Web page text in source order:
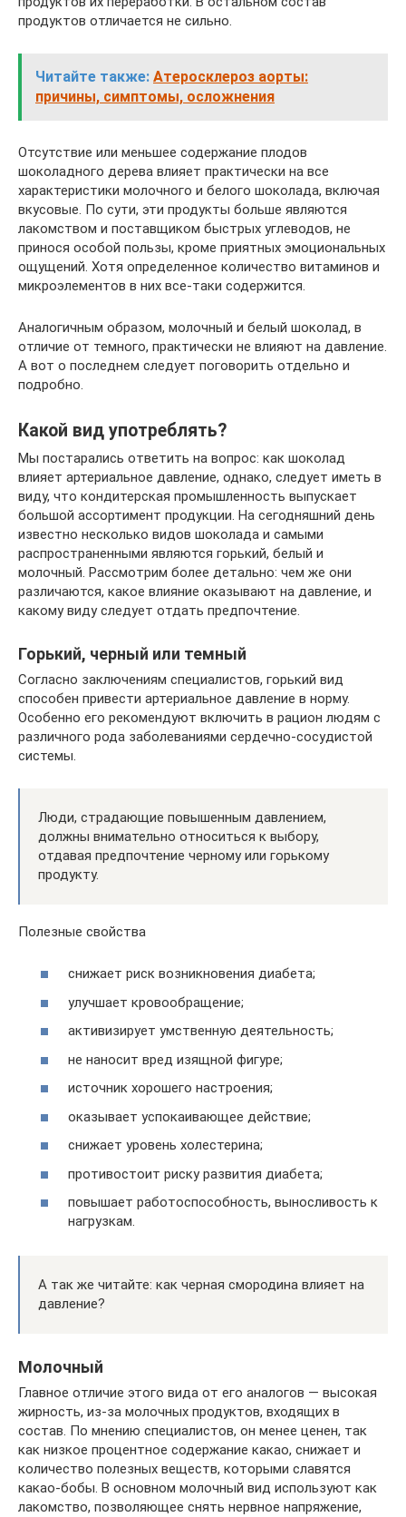
продуктов отличается не сильно.
Читайте также: Атеросклероз аорты:
причины, симптомы, осложнения
Отсутствие или меньшее содержание плодов
шоколадного дерева влияет практически на все
характеристики молочного и белого шоколада, включая
вкусовые. По сути, эти продукты больше являются
лакомством и поставщиком быстрых углеводов, не
принося особой пользы, кроме приятных эмоциональных
ощущений. Хотя определенное количество витаминов и
микроэлементов в них все-таки содержится.
Аналогичным образом, молочный и белый шоколад, в
отличие от темного, практически не влияют на давление.
А вот о последнем следует поговорить отдельно и
подробно.
Какой вид употреблять?
Мы постарались ответить на вопрос: как шоколад
влияет артериальное давление, однако, следует иметь в
виду, что кондитерская промышленность выпускает
большой ассортимент продукции. На сегодняшний день
известно несколько видов шоколада и самыми
распространенными являются горький, белый и
молочный. Рассмотрим более детально: чем же они
различаются, какое влияние оказывают на давление, и
какому виду следует отдать предпочтение.
Горький, черный или темный
Согласно заключениям специалистов, горький вид
способен привести артериальное давление в норму.
Особенно его рекомендуют включить в рацион людям с
различного рода заболеваниями сердечно-сосудистой
системы.
Люди, страдающие повышенным давлением,
должны внимательно относиться к выбору,
отдавая предпочтение черному или горькому
продукту.
Полезные свойства
снижает риск возникновения диабета;
улучшает кровообращение;
активизирует умственную деятельность;
не наносит вред изящной фигуре;
источник хорошего настроения;
оказывает успокаивающее действие;
снижает уровень холестерина;
противостоит риску развития диабета;
повышает работоспособность, выносливость к
нагрузкам.
А так же читайте: как черная смородина влияет на
давление?
Молочный
Главное отличие этого вида от его аналогов — высокая
жирность, из-за молочных продуктов, входящих в
состав. По мнению специалистов, он менее ценен, так
как низкое процентное содержание какао, снижает и
количество полезных веществ, которыми славятся
какао-бобы. В основном молочный вид используют как
лакомство, позволяющее снять нервное напряжение,